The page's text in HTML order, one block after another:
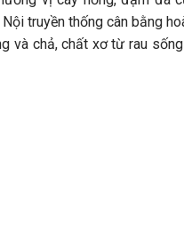
truyền thống cân bằng
và chả, chất xơ từ rau